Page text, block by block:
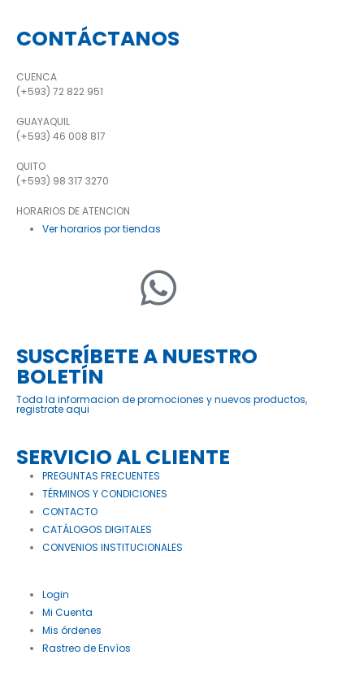
CONTÁCTANOS
CUENCA
(+593) 72 822 951
GUAYAQUIL
(+593) 46 008 817
QUITO
(+593) 98 317 3270
HORARIOS DE ATENCION
Ver horarios por tiendas
SUSCRÍBETE A NUESTRO
BOLETÍN
Toda la informacion de promociones y nuevos productos,
registrate aqui
SERVICIO AL CLIENTE
PREGUNTAS FRECUENTES
TÉRMINOS Y CONDICIONES
CONTACTO
CATÁLOGOS DIGITALES
CONVENIOS INSTITUCIONALES
Login
Mi Cuenta
Mis órdenes
Rastreo de Envíos